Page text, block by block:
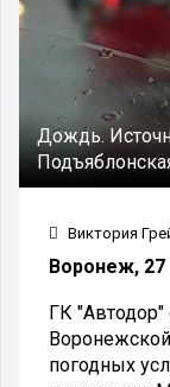
Дождь.
Виктория
Воронеж, 27
ГК "Автодор"
погодных